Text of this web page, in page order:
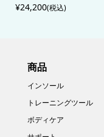
¥24,200(税込)
商品
インソール
トレーニングツール
ボディケア